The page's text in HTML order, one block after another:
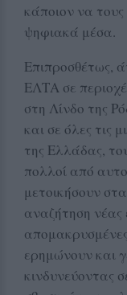
κάποιον να
ψηφιακά μέσα.
Επιπροσθέτως,
ΕΛΤΑ σε
στη Λίνδο της
και σε όλες τις
της Ελλάδας,
πολλοί από
μετοικήσουν
αναζήτηση
ερημώνουν και
κινδυνεύοντας